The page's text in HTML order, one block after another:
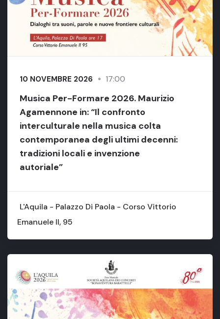
10 NOVEMBRE 2026 17:00
Musica Per-Formare 2026. Maurizio
Agamennone in: “Il confronto
interculturale nella musica colta
contemporanea degli ultimi decenni:
tradizioni locali e invenzione
autoriale”
L'Aquila - Palazzo Di Paola - Corso Vittorio
Emanuele II, 95